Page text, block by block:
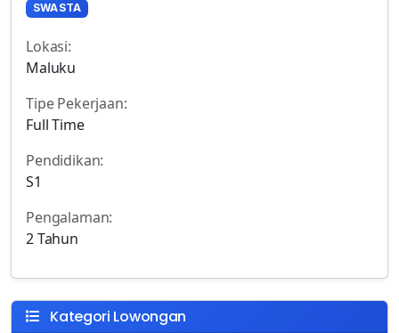
SWASTA
Lokasi:
Maluku
Tipe Pekerjaan:
Full Time
Pendidikan:
S1
Pengalaman:
2 Tahun
Kategori Lowongan